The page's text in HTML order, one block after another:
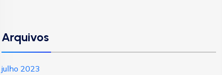
Arquivos
julho 2023